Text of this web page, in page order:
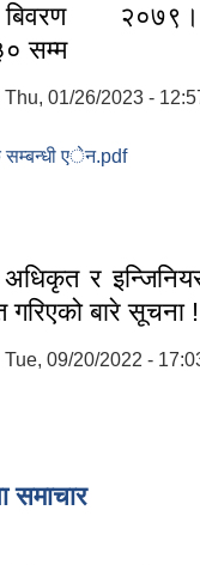
बिवरण
सम्म
Thu, 01/26/2023 -
सम्बन्धी एेन.pdf
र
गरिएको बारे सूचना
Tue, 09/20/2022 -
समाचार